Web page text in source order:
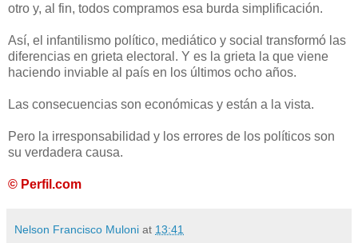
otro y, al fin, todos compramos esa burda simplificación.
Así, el infantilismo político, mediático y social transformó las
diferencias en grieta electoral. Y es la grieta la que viene
haciendo inviable al país en los últimos ocho años.
Las consecuencias son económicas y están a la vista.
Pero la irresponsabilidad y los errores de los políticos son
su verdadera causa.
© Perfil.com
Nelson Francisco Muloni at 13:41